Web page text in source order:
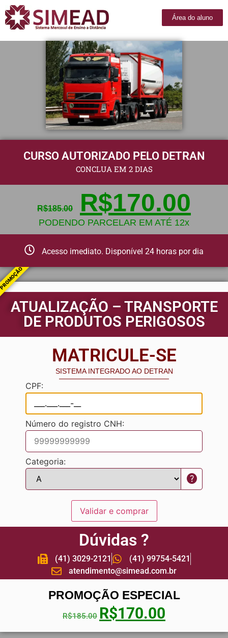
Área do aluno
CURSO AUTORIZADO PELO DETRAN
CONCLUA EM 2 DIAS
R$185.00 R$170.00
PODENDO PARCELAR EM ATÉ 12x
Acesso imediato. Disponível 24 horas por dia
ATUALIZAÇÃO – TRANSPORTE
DE PRODUTOS PERIGOSOS
MATRICULE-SE
SISTEMA INTEGRADO AO DETRAN
CPF:
Número do registro CNH:
Categoria:
help
Validar e comprar
Dúvidas ?
(41) 3029-2121
(41) 99754-5421
atendimento@simead.com.br
PROMOÇÃO ESPECIAL
R$185.00 R$170.00